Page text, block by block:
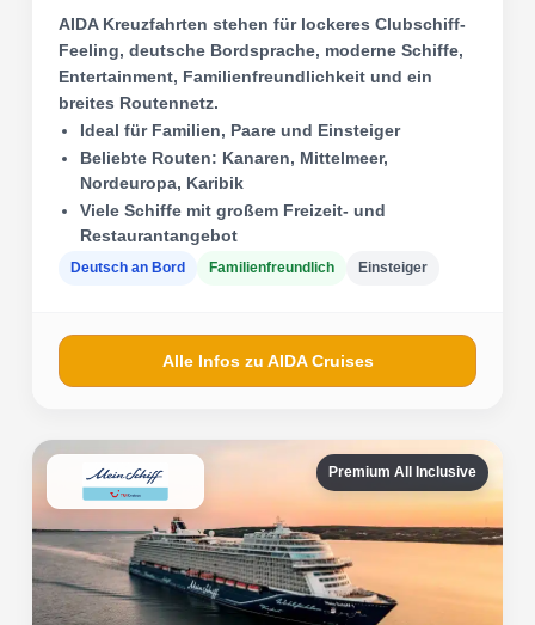
AIDA Kreuzfahrten stehen für lockeres Clubschiff-
Feeling, deutsche Bordsprache, moderne Schiffe,
Entertainment, Familienfreundlichkeit und ein
breites Routennetz.
Ideal für Familien, Paare und Einsteiger
Beliebte Routen: Kanaren, Mittelmeer,
Nordeuropa, Karibik
Viele Schiffe mit großem Freizeit- und
Restaurantangebot
Deutsch an Bord Familienfreundlich Einsteiger
Alle Infos zu AIDA Cruises
Premium All Inclusive